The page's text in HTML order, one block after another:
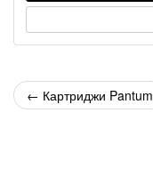
← Картриджи Pantum